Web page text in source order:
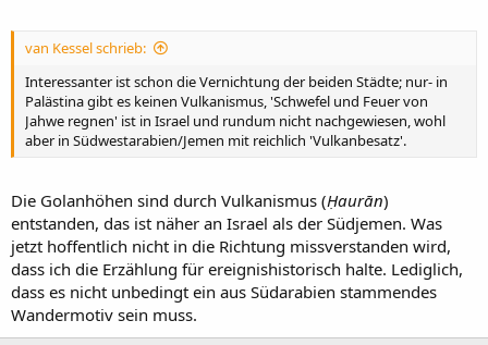
van Kessel schrieb:
Interessanter ist schon die Vernichtung der beiden Städte; nur- in
Palästina gibt es keinen Vulkanismus, 'Schwefel und Feuer von
Jahwe regnen' ist in Israel und rundum nicht nachgewiesen, wohl
aber in Südwestarabien/Jemen mit reichlich 'Vulkanbesatz'.
Die Golanhöhen sind durch Vulkanismus (Ḥaurān)
entstanden, das ist näher an Israel als der Südjemen. Was
jetzt hoffentlich nicht in die Richtung missverstanden wird,
dass ich die Erzählung für ereignishistorisch halte. Lediglich,
dass es nicht unbedingt ein aus Südarabien stammendes
Wandermotiv sein muss.